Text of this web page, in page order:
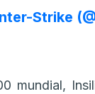
Strike
mundial,